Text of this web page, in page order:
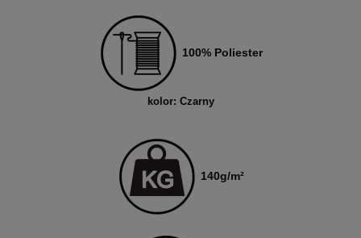
100% Poliester
kolor: Czarny
140g/m²